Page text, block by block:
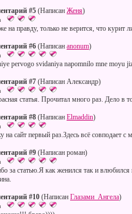
#5 (Написан Женя)
на правду, только не верится, что курит
#6 (Написан anonum)
pervogo svidaniya napomnilo mne moyu
#7 (Написан Александр)
статья. Прочитал много раз. Дело в
#8 (Написан Elmaddin)
на сайт первый раз.Здесь всё
#9 (Написан роман)
за статью.Я как женился так и
#10 (Написан Глазами_Ангела)